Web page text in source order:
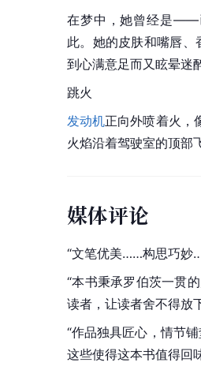
在梦中，她曾经是——
此。她的皮肤和嘴唇
到心满意足而又眩晕迷
跳火
发动机正向外喷着火，
火焰沿着驾驶室的顶部
媒体评论
“文笔优美……构思巧
“本书秉承罗伯茨一贯
读者，让读者舍不得
“作品独具匠心，情节
这些使得这本书值得